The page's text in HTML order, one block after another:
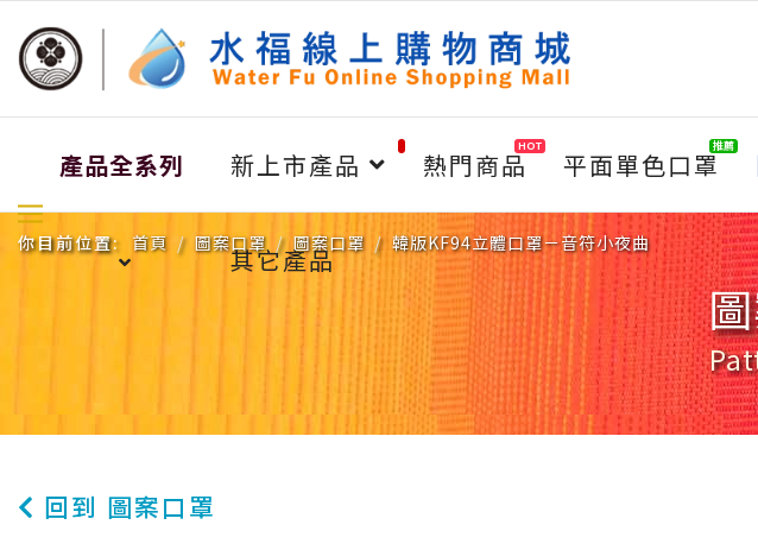
產品全系列 新上市產品 熱門商品
HOT
平面單色口罩
推薦
其它產品
你目前位置: 首頁 圖案口罩 圖案口罩 韓版KF94立體口罩－音符小夜曲
回到 圖案口罩